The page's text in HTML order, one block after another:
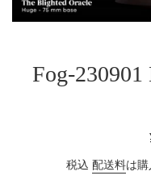
Fog-230901
税込 配送料は購